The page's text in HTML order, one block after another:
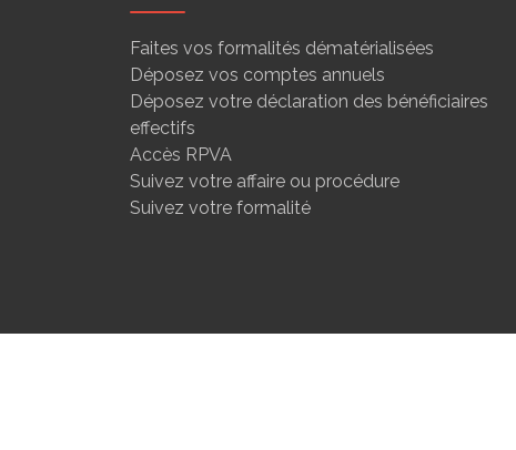
Faites vos formalités dématérialisées
Déposez vos comptes annuels
Déposez votre déclaration des bénéficiaires
effectifs
Accès RPVA
Suivez votre affaire ou procédure
Suivez votre formalité